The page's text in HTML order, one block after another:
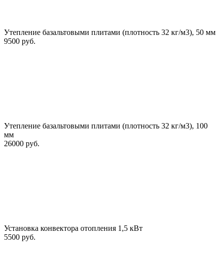
Утепление базальтовыми плитами (плотность 32 кг/м3), 50 мм
9500 руб.
Утепление базальтовыми плитами (плотность 32 кг/м3), 100
мм
26000 руб.
Установка конвектора отопления 1,5 кВт
5500 руб.